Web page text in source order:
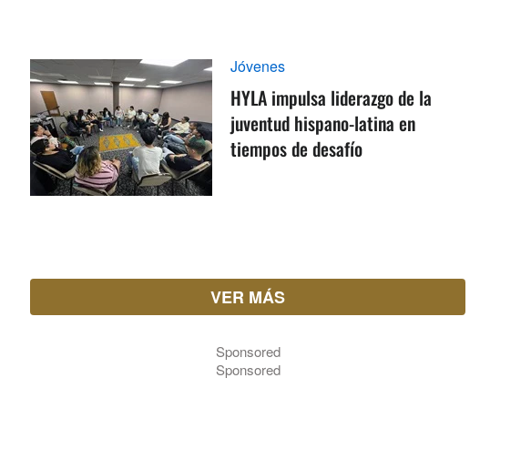
Jóvenes
HYLA impulsa liderazgo de la
juventud hispano-latina en
tiempos de desafío
VER MÁS
Sponsored
Sponsored